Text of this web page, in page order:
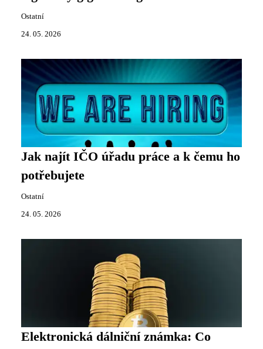
Ostatní
24. 05. 2026
Jak najít IČO úřadu práce a k čemu ho
potřebujete
Ostatní
24. 05. 2026
Elektronická dálniční známka: Co